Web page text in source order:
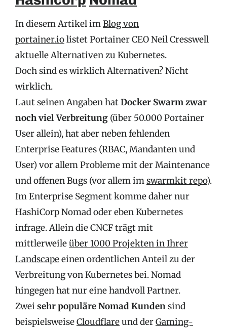
In diesem Artikel imBlog von
portainer.iolistet Portainer CEO Neil Cresswell
aktuelle Alternativen zu Kubernetes.
Doch sind es wirklich Alternativen? Nicht
wirklich.
Laut seinen Angaben hatDocker Swarm zwar
noch viel Verbreitung (über 50.000 Portainer
User allein), hat aber neben fehlenden
Enterprise Features (RBAC, Mandanten und
User) vor allem Probleme mit der Maintenance
und offenen Bugs (vor allem imswarmkit repo).
Im Enterprise Segment komme daher nur
HashiCorp Nomad oder eben Kubernetes
infrage. Allein die CNCF trägt mit
mittlerweileüber 1000 Projekten in Ihrer
Landscapeeinen ordentlichen Anteil zu der
Verbreitung von Kubernetes bei. Nomad
hingegen hat nur eine handvoll Partner.
Zwei sehr populäre Nomad Kundensind
beispielsweiseCloudflareund derGaming-